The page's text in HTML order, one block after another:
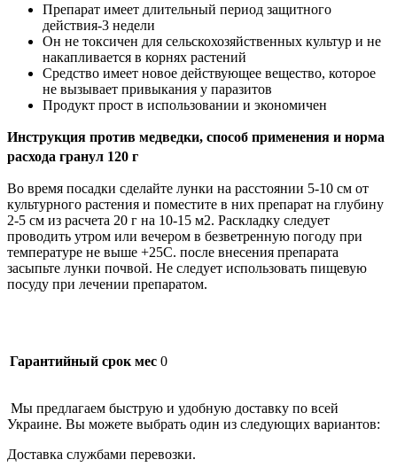
Препарат имеет длительный период защитного
действия-3 недели
Он не токсичен для сельскохозяйственных культур и не
накапливается в корнях растений
Средство имеет новое действующее вещество, которое
не вызывает привыкания у паразитов
Продукт прост в использовании и экономичен
Инструкция против медведки, способ применения и норма
расхода гранул 120 г
Во время посадки сделайте лунки на расстоянии 5-10 см от
культурного растения и поместите в них препарат на глубину
2-5 см из расчета 20 г на 10-15 м2. Раскладку следует
проводить утром или вечером в безветренную погоду при
температуре не выше +25С. после внесения препарата
засыпьте лунки почвой. Не следует использовать пищевую
посуду при лечении препаратом.
Гарантийный срок мес 0
Мы предлагаем быструю и удобную доставку по всей
Украине. Вы можете выбрать один из следующих вариантов:
Доставка службами перевозки.